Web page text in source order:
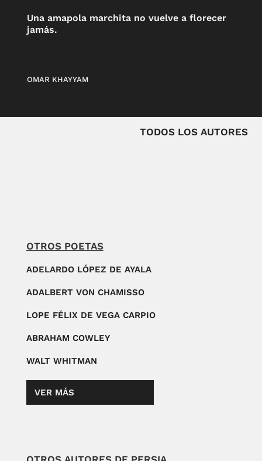
Una amapola marchita no vuelve a florecer
jamás.
OMAR KHAYYAM
TODOS LOS AUTORES
OTROS POETAS
ADELARDO LÓPEZ DE AYALA
ADALBERT VON CHAMISSO
LOPE FÉLIX DE VEGA CARPIO
ABRAHAM COWLEY
WALT WHITMAN
VER MÁS